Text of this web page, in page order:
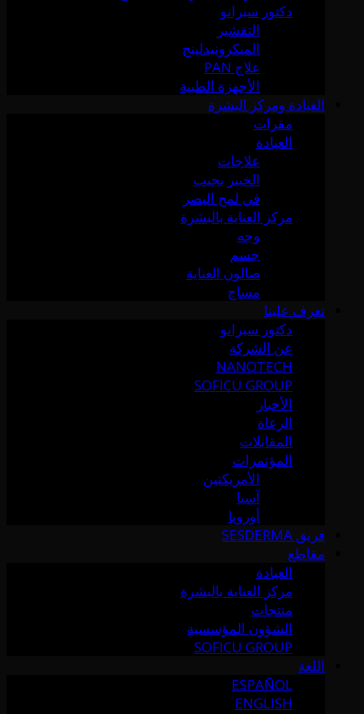
دكتور سيرانو
التقشير
الميكرونيدلينج
علاج PAN
الأجهزة الطبية
العيادة ومركز البشرة
مقرات
العيادة
علاجات
الخبير يجيب
في لمح البصر
مركز العناية بالبشرة
وجه
جسم
صالون العناية
مساج
تعرف علينا
دكتور سيرانو
عن الشركة
NANOTECH
SOFICU GROUP
الأخبار
الرعاة
المقابلات
المؤتمرات
الأمريكتين
آسيا
أوروبا
فريق SESDERMA
مقاطع
العيادة
مركز العناية بالبشرة
منتجات
الشؤون المؤسسية
SOFICU GROUP
اللغة
ESPAÑOL
ENGLISH